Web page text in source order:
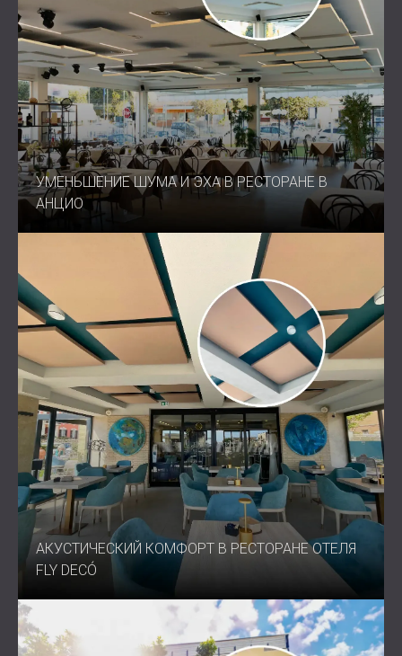
УМЕНЬШЕНИЕ ШУМА И ЭХА В РЕСТОРАНЕ В
АНЦИО
АКУСТИЧЕСКИЙ КОМФОРТ В РЕСТОРАНЕ ОТЕЛЯ
FLY DECÓ